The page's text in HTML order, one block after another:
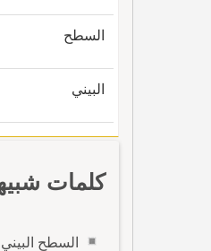
السطح
البيني
كلمات
السطح البيني